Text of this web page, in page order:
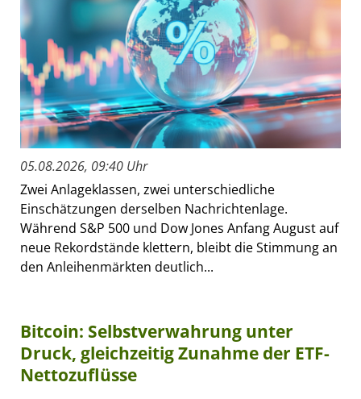
05.08.2026, 09:40 Uhr
Zwei Anlageklassen, zwei unterschiedliche
Einschätzungen derselben Nachrichtenlage.
Während S&P 500 und Dow Jones Anfang August auf
neue Rekordstände klettern, bleibt die Stimmung an
den Anleihenmärkten deutlich...
Bitcoin: Selbstverwahrung unter
Druck, gleichzeitig Zunahme der ETF-
Nettozuflüsse